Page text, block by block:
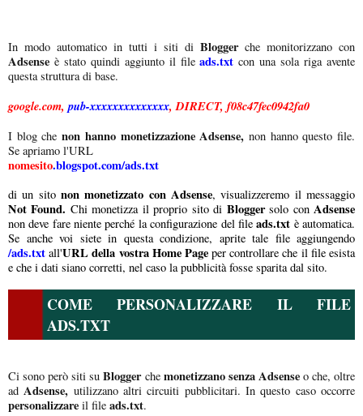
In modo automatico in tutti i siti di Bloggerche monitorizzano con
Adsense è stato quindi aggiunto il fileads.txt con una sola riga avente
questa struttura di base.
google.com,pub-xxxxxxxxxxxxxx, DIRECT, f08c47fec0942fa0
I blog chenon hanno monetizzazione Adsense, non hanno questo file.
Se apriamo l'URL
nomesito.blogspot.com/ads.txt
di un sito non monetizzato con Adsense, visualizzeremo il messaggio
Not Found. Chi monetizza il proprio sito di Bloggersolo conAdsense
non deve fare niente perché la configurazione del fileads.txt è automatica.
Se anche voi siete in questa condizione, aprite tale file aggiungendo
/ads.txt all'URL della vostra Home Pageper controllare che il file esista
e che i dati siano corretti, nel caso la pubblicità fosse sparita dal sito.
COME PERSONALIZZARE IL FILE
ADS.TXT
Ci sono però siti suBlogger chemonetizzano senza Adsenseo che, oltre
adAdsense, utilizzano altri circuiti pubblicitari. In questo caso occorre
personalizzare il file ads.txt.